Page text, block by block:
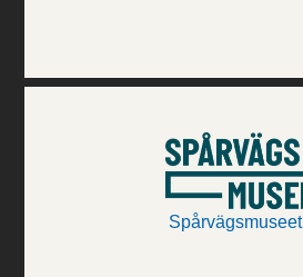
Spårvägsmuseet